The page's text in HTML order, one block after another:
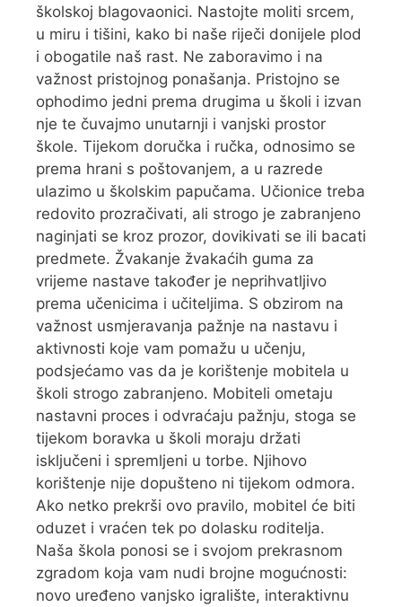
školskoj blagovaonici. Nastojte moliti srcem,
u miru i tišini, kako bi naše riječi donijele plod
i obogatile naš rast. Ne zaboravimo i na
važnost pristojnog ponašanja. Pristojno se
ophodimo jedni prema drugima u školi i izvan
nje te čuvajmo unutarnji i vanjski prostor
škole. Tijekom doručka i ručka, odnosimo se
prema hrani s poštovanjem, a u razrede
ulazimo u školskim papučama. Učionice treba
redovito prozračivati, ali strogo je zabranjeno
naginjati se kroz prozor, dovikivati se ili bacati
predmete. Žvakanje žvakaćih guma za
vrijeme nastave također je neprihvatljivo
prema učenicima i učiteljima. S obzirom na
važnost usmjeravanja pažnje na nastavu i
aktivnosti koje vam pomažu u učenju,
podsjećamo vas da je korištenje mobitela u
školi strogo zabranjeno. Mobiteli ometaju
nastavni proces i odvraćaju pažnju, stoga se
tijekom boravka u školi moraju držati
isključeni i spremljeni u torbe. Njihovo
korištenje nije dopušteno ni tijekom odmora.
Ako netko prekrši ovo pravilo, mobitel će biti
oduzet i vraćen tek po dolasku roditelja.
Naša škola ponosi se i svojom prekrasnom
zgradom koja vam nudi brojne mogućnosti:
novo uređeno vanjsko igralište, interaktivnu